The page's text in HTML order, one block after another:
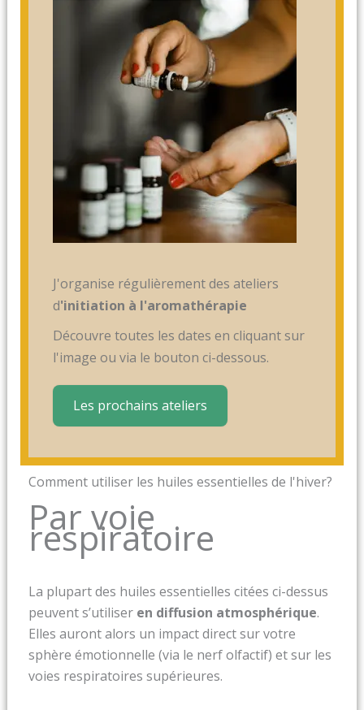
J'organise régulièrement des ateliers
d'initiation à l'aromathérapie
Découvre toutes les dates en cliquant sur
l'image ou via le bouton ci-dessous.
Les prochains ateliers
Comment utiliser les huiles essentielles de l'hiver?
Par voie
respiratoire
La plupart des huiles essentielles citées ci-dessus
peuvent s’utiliser en diffusion atmosphérique.
Elles auront alors un impact direct sur votre
sphère émotionnelle (via le nerf olfactif) et sur les
voies respiratoires supérieures.